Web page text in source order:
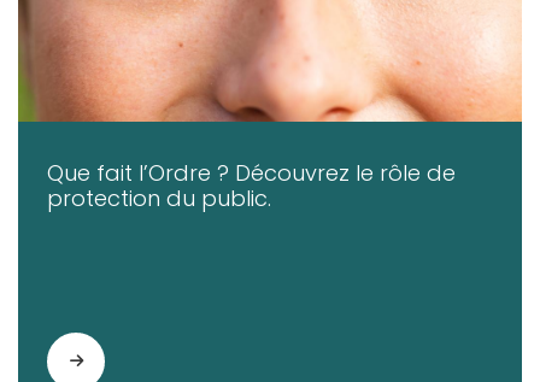
Que fait l’Ordre ? Découvrez le rôle de
protection du public.